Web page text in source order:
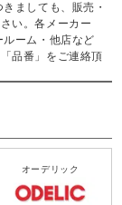
ましても、販売・
い。各メーカー
ーム・他店など
品番」をご連絡頂
オーデリック